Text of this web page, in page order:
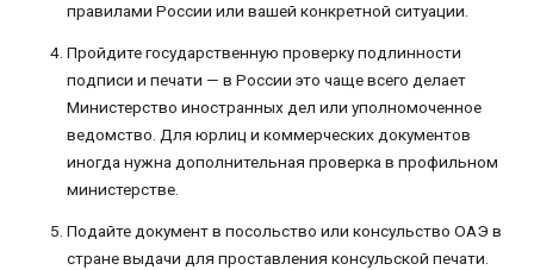
правилами России или вашей конкретной ситуации.
Пройдите государственную проверку подлинности
подписи и печати — в России это чаще всего делает
Министерство иностранных дел или уполномоченное
ведомство. Для юрлиц и коммерческих документов
иногда нужна дополнительная проверка в профильном
министерстве.
Подайте документ в посольство или консульство ОАЭ в
стране выдачи для проставления консульской печати.